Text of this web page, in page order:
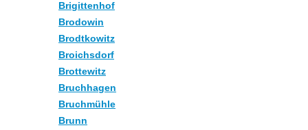
Brigittenhof
Brodowin
Brodtkowitz
Broichsdorf
Brottewitz
Bruchhagen
Bruchmühle
Brunn